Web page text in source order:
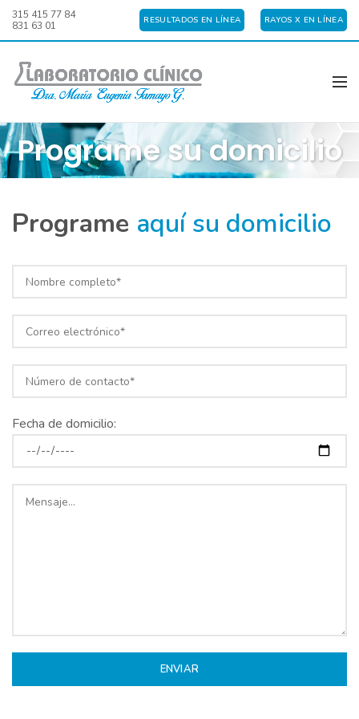
315 415 77 84
831 63 01
RESULTADOS EN LÍNEA RAYOS X EN LÍNEA
Programe su domicilio
Programe aquí su domicilio
Fecha de domicilio: